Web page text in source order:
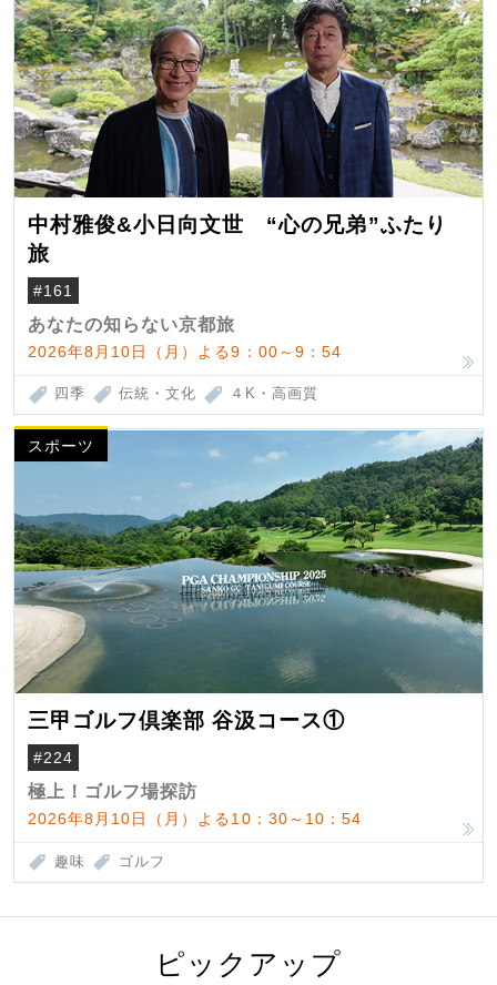
中村雅俊&小日向文世 “心の兄弟”ふたり
旅
#161
あなたの知らない京都旅
2026年8月10日（月）よる9：00～9：54
四季 伝統・文化 ４K・高画質
スポーツ
三甲ゴルフ倶楽部 谷汲コース①
#224
極上！ゴルフ場探訪
2026年8月10日（月）よる10：30～10：54
趣味 ゴルフ
ピックアップ